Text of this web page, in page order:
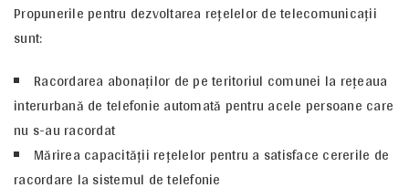
Propunerile pentru dezvoltarea reţelelor de telecomunicaţii
sunt:
Racordarea abonaţilor de pe teritoriul comunei la reţeaua
interurbană de telefonie automată pentru acele persoane care
nu s-au racordat
Mărirea capacităţii reţelelor pentru a satisface cererile de
racordare la sistemul de telefonie